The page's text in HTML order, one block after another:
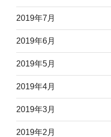
2019年7月
2019年6月
2019年5月
2019年4月
2019年3月
2019年2月